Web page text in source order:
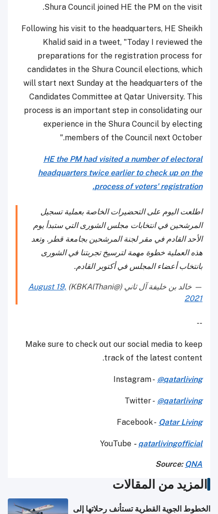
Shura Council joined HE the PM on the visit.
Following his visit to the headquarters, HE Sheikh
Khalid said in a tweet, "Today I reviewed the
preparations for the registration process for
candidates in the Shura Council elections, which
will start next Sunday at the headquarters of the
Candidates Committee at Qatar University. This
process is an important step in consolidating our
experience in the Shura Council by electing
members of the Council next October."
HE the PM had visited a number of electoral
headquarters twice earlier to check up on the
process of voters' registration.
اطلعت اليوم على التحضيرات الخاصة بعملية تسجيل
المرشحين في انتخابات مجلس الشورى التي ستبدأ يوم
الأحد القادم في مقر لجنة المرشحين بجامعة قطر. وتعد
هذه العملية خطوة مهمة لترسيخ تجربتنا في الشورى
بانتخاب أعضاء المجلس في أكتوبر القادم.
— خالد بن خليفة آل ثاني (@KBKAlThani)
August 19,
2021
--
Make sure to check out our social media to keep
track of the latest content.
Instagram - @qatarliving
Twitter - @qatarliving
Facebook - Qatar Living
YouTube - qatarlivingofficial
Source: QNA
المزيد من المقالات
الخطوط الجوية القطرية تستأنف رحلاتها إلى